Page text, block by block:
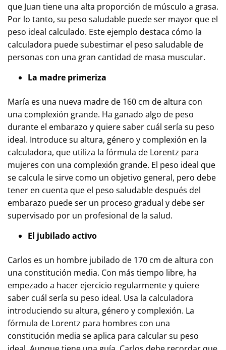
que Juan tiene una alta proporción de músculo a grasa.
Por lo tanto, su peso saludable puede ser mayor que el
peso ideal calculado. Este ejemplo destaca cómo la
calculadora puede subestimar el peso saludable de
personas con una gran cantidad de masa muscular.
La madre primeriza
María es una nueva madre de 160 cm de altura con
una complexión grande. Ha ganado algo de peso
durante el embarazo y quiere saber cuál sería su peso
ideal. Introduce su altura, género y complexión en la
calculadora, que utiliza la fórmula de Lorentz para
mujeres con una complexión grande. El peso ideal que
se calcula le sirve como un objetivo general, pero debe
tener en cuenta que el peso saludable después del
embarazo puede ser un proceso gradual y debe ser
supervisado por un profesional de la salud.
El jubilado activo
Carlos es un hombre jubilado de 170 cm de altura con
una constitución media. Con más tiempo libre, ha
empezado a hacer ejercicio regularmente y quiere
saber cuál sería su peso ideal. Usa la calculadora
introduciendo su altura, género y complexión. La
fórmula de Lorentz para hombres con una
constitución media se aplica para calcular su peso